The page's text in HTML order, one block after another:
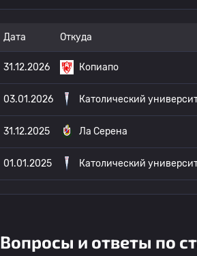
Дата Откуда
31.12.2026 Копиапо
03.01.2026 Католический
31.12.2025 Ла Серена
01.01.2025 Католический
Вопросы и ответы по